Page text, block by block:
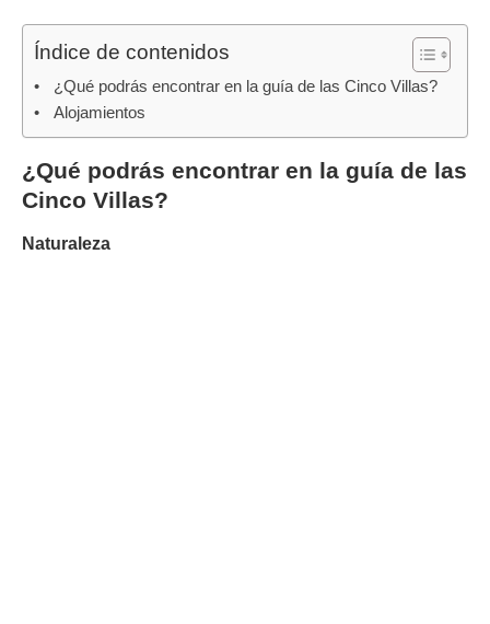
Índice de contenidos
¿Qué podrás encontrar en la guía de las Cinco Villas?
Alojamientos
¿Qué podrás encontrar en la guía de las
Cinco Villas?
Naturaleza